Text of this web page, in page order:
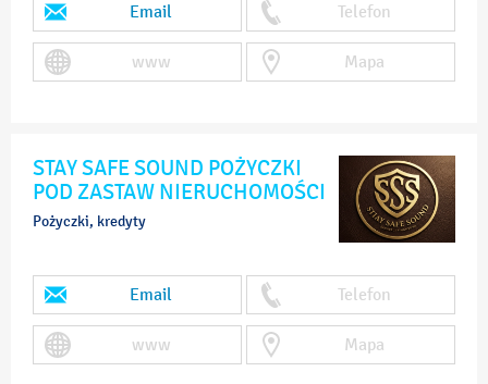
Email Telefon
www Mapa
STAY SAFE SOUND POŻYCZKI
POD ZASTAW NIERUCHOMOŚCI
Pożyczki, kredyty
Email Telefon
www Mapa